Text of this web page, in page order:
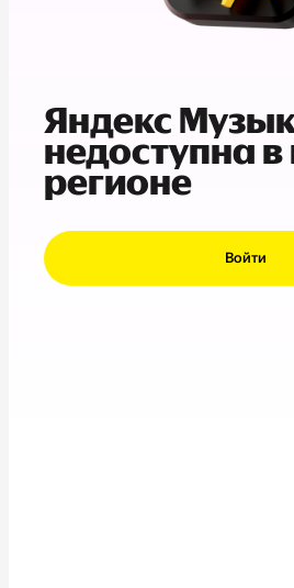
Яндекс
недоступна
регионе
Войти